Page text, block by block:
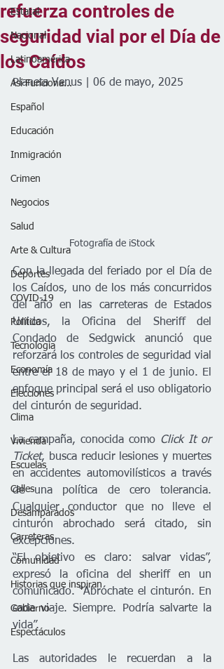
Estatal
Nacional
Latinoamérica
Así Funciona...
Español
Educación
Inmigración
Crimen
Negocios
Salud
Arte & Cultura
Deportes
COVID-19
Política
Tecnología
Economía
Elecciones
Clima
Vivienda
Escuelas
Calles
Desamparados
Carreteras
Comunidad
Historias que inspiran
Gobierno
Espectáculos
refuerza controles de
seguridad vial por el Día de
los Caídos
Planeta Venus | 06 de mayo, 2025
Fotografía de iStock
Con la llegada del feriado por el Día de
los Caídos, uno de los más concurridos
del año en las carreteras de Estados
Unidos, la Oficina del Sheriff del
Condado de Sedgwick anunció que
reforzará los controles de seguridad vial
entre el 18 de mayo y el 1 de junio. El
enfoque principal será el uso obligatorio
del cinturón de seguridad.
La campaña, conocida como Click It or
Ticket, busca reducir lesiones y muertes
en accidentes automovilísticos a través
de una política de cero tolerancia.
Cualquier conductor que no lleve el
cinturón abrochado será citado, sin
excepciones.
“El objetivo es claro: salvar vidas”,
expresó la oficina del sheriff en un
comunicado. “Abróchate el cinturón. En
cada viaje. Siempre. Podría salvarte la
vida”.
Las autoridades le recuerdan a la